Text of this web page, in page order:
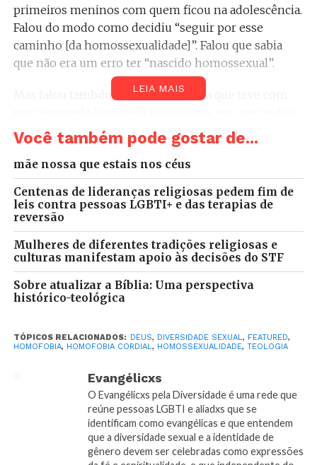
primeiros meninos com quem ficou na adolescência.
Falou do modo como decidiu “seguir por esse
caminho [da homossexualidade]”. Falou que sabia
que não era um erro ter “nascido homossexual”.
Mas falou também de uma conversa que teve com
concluíram que aquilo que eles faziam era errado aos
olhos de Deus — mesmo que, na época, eles não se
importassem. Falou que provou das maiores delícias
do mundo, mas que sabia que elas eram “vazias”.
Falou que conhecia a palavra de Deus, e sabia que
“Deus sempre detestou a pratica do
homossexualismo”. Falou que não tinha culpa da sua
“natureza pecaminosa”, mas que Jesus lhe oferecia
“uma vida nova” e que ele tinha optado por parar de
“satisfazer os desejos desenfreados”. Falou que teve
um relacionamento sexual com uma garota. Falou
que reconhece que o “amigo no meio das pernas foi
tudo pra dar errado”, mas que agora vê que tem “tudo
pra dar certo”. Que “tudo é uma questão de escolha”,
e ele escolheu “colocar Deus como prioridade”. Que
Deus o elevou. E que o amor de Deus “é provado
através de sacrifício”.
LEIA MAIS
Você também pode gostar de...
mãe nossa que estais nos céus
Centenas de lideranças religiosas pedem fim de
leis contra pessoas LGBTI+ e das terapias de
reversão
Mulheres de diferentes tradições religiosas e
culturas manifestam apoio às decisões do STF
Sobre atualizar a Bíblia: Uma perspectiva
histórico-teológica
TÓPICOS RELACIONADOS: DEUS, DIVERSIDADE SEXUAL, FEATURED,
HOMOFOBIA, HOMOFOBIA CORDIAL, HOMOSSEXUALIDADE, TEOLOGIA
Evangélicxs
O Evangélicxs pela Diversidade é uma rede que
reúne pessoas LGBTI e aliadxs que se
identificam como evangélicas e que entendem
que a diversidade sexual e a identidade de
gênero devem ser celebradas como expressões